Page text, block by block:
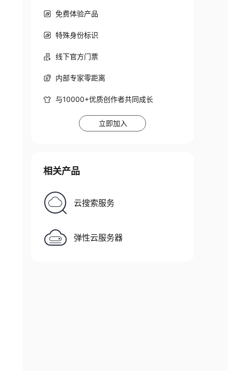
){
$httponly);
免费体验产品
特殊身份标识
线下官方门票
内部专家零距离
与10000+优质创作者共同成长
立即加入
相关产品
云搜索服务
弹性云服务器